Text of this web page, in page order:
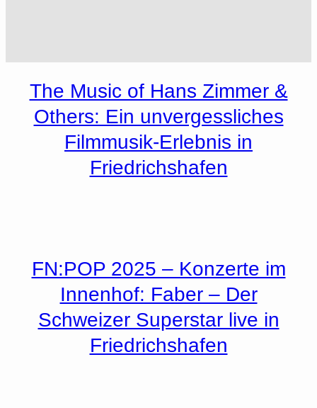
The Music of Hans Zimmer &
Others: Ein unvergessliches
Filmmusik-Erlebnis in
Friedrichshafen
FN:POP 2025 – Konzerte im
Innenhof: Faber – Der
Schweizer Superstar live in
Friedrichshafen